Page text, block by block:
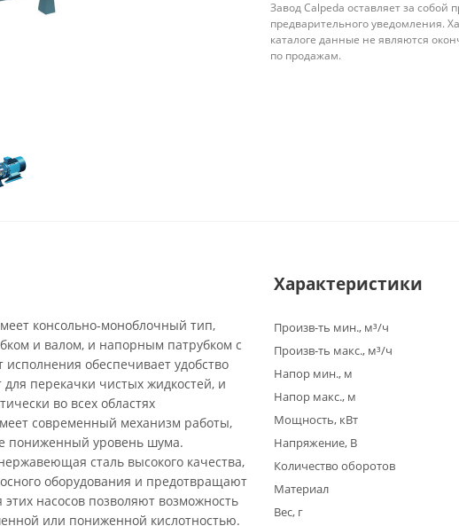
Завод Calpeda оставляет за собой
предварительного уведомления.
каталоге данные не являются
по продажам.
консольно-моноблочный тип,
и валом, и напорным патрубком с
обеспечивает удобство
перекачки чистых жидкостей, и
во всех областях
современный механизм работы,
пониженный уровень шума.
сталь высокого качества,
оборудования и предотвращают
насосов позволяют возможность
или пониженной кислотностью.
Характеристики
Произв-ть мин., м³/ч
Произв-ть макс., м³/ч
Напор мин., м
Напор макс., м
Мощность, кВт
Напряжение, В
Количество оборотов
Материал
Вес, г